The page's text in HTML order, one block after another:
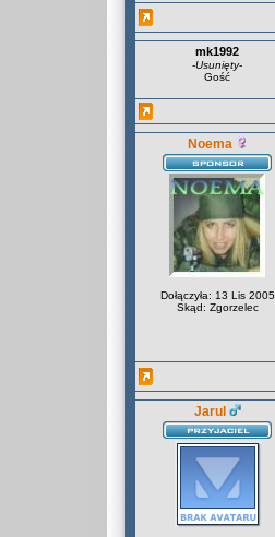
mk1992
-Usunięty-
Gość
Noema
Dołączyła: 13 Lis 2005
Skąd: Zgorzelec
Jarul